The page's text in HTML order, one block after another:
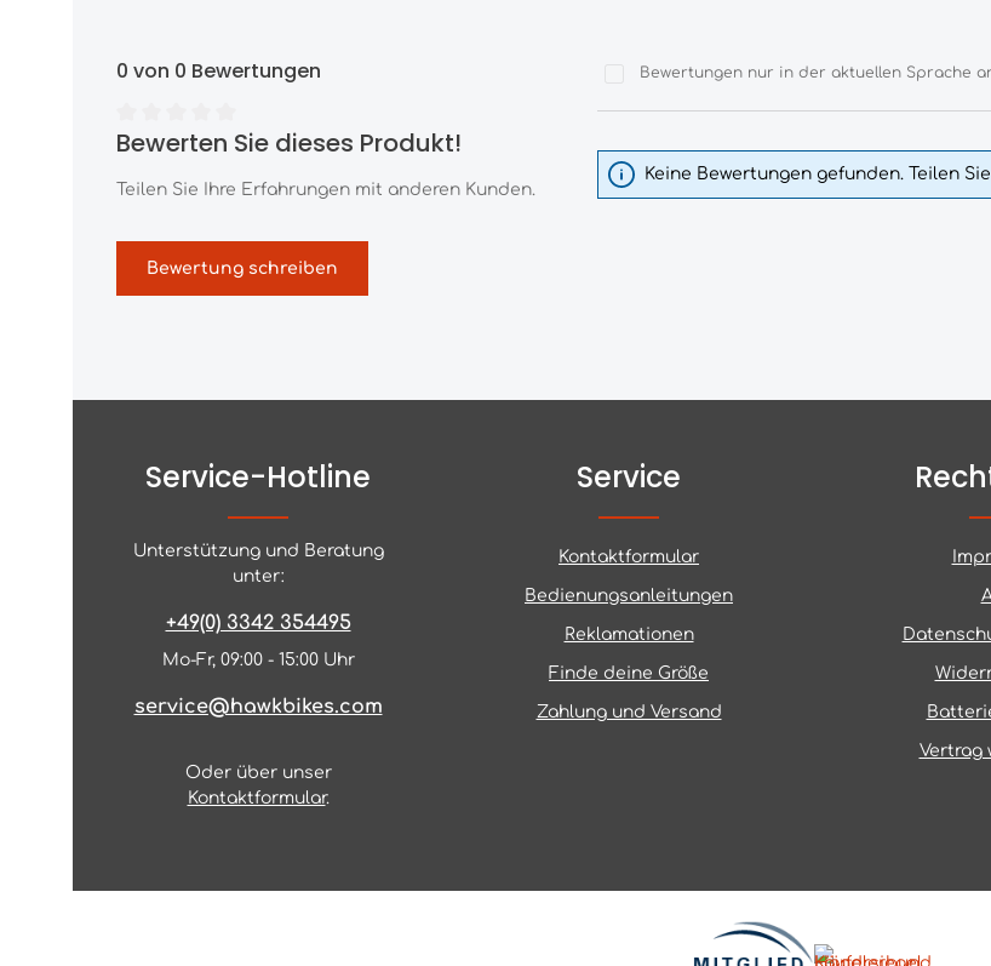
0 von 0 Bewertungen
Durchschnittliche Bewertung von 0 von 5 Sternen
Bewerten Sie dieses Produkt!
Teilen Sie Ihre Erfahrungen mit anderen Kunden.
Bewertung schreiben
Bewertungen nur in der aktuellen Sprache
Keine Bewertungen gefunden. Teilen
Service-Hotline
Unterstützung und Beratung
unter:
+49(0) 3342 354495
Mo-Fr, 09:00 - 15:00 Uhr
service@hawkbikes.com
Oder über unser
Kontaktformular.
Service
Kontaktformular
Bedienungsanleitungen
Reklamationen
Finde deine Größe
Zahlung und Versand
Vertrag